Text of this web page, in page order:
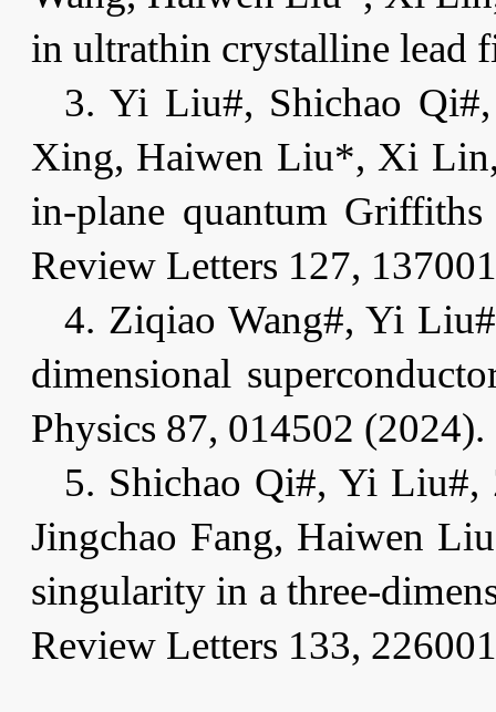
in ultrathin crystalline lead
3. Yi Liu#, Shichao
Xing, Haiwen Liu*, Xi
in-plane quantum
Review Letters 127,
4. Ziqiao Wang#, Yi
dimensional
Physics 87, 014502 (2024).
5. Shichao Qi#, Yi Liu#,
Jingchao Fang, Haiwen
singularity in a three-
Review Letters 133,